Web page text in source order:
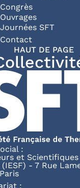
Congrès
Ouvrages
Journées SFT
Pied de page
Contact
HAUT DE PAGE
:
et Scientifiques
(IESF) - 7 Rue
: